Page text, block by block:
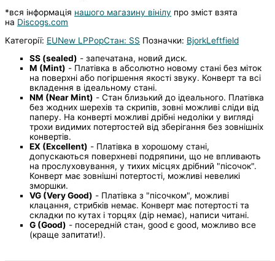
*вся інформація нашого магазину вінілу про зміст взята
на Discogs.com
Категорії: EUNew LPPopСтан: SS Позначки: BjorkLeftfield
SS (sealed) - запечатана, новий диск.
M (Mint) - Платівка в абсолютно новому стані без міток
на поверхні або погіршення якості звуку. Конверт та всі
вкладення в ідеальному стані.
NM (Near Mint) - Стан близький до ідеального. Платівка
без жодних шерехів та скрипів, зовні можливі сліди від
паперу. На конверті можливі дрібні недоліки у вигляді
трохи видимих потертостей від зберігання без зовнішніх
конвертів.
EX (Excellent) - Платівка в хорошому стані,
допускаються поверхневі подряпини, що не впливають
на прослуховування, у тихих місцях дрібний "пісочок".
Конверт має зовнішні потертості, можливі невеликі
зморшки.
VG (Very Good) - Платівка з "пісочком", можливі
клацання, стрибків немає. Конверт має потертості та
складки по кутах і торцях (дір немає), написи читані.
G (Good) - посередній стан, good є good, можливо все
(краще запитати!).